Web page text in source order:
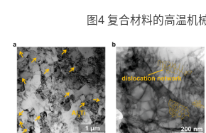
图4 复合材料的高温机